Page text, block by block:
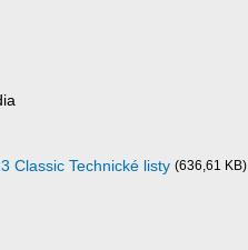
Classic Technické listy (636,61 KB)